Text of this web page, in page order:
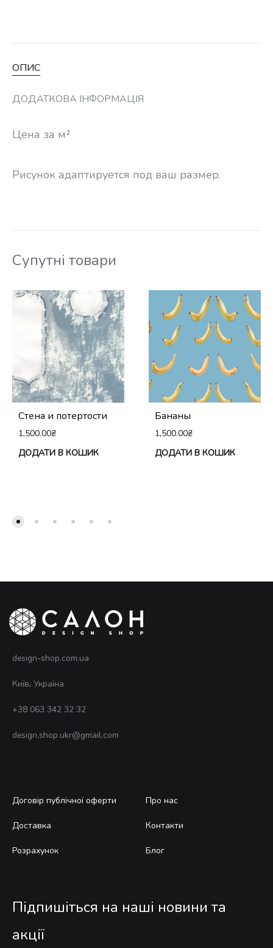
ОПИС
ДОДАТКОВА ІНФОРМАЦІЯ
Цена за м²
Рисунок адаптируется под ваш размер.
Супутні товари
Стена и потертости
1,500.00₴
ДОДАТИ В КОШИК
Бананы
1,500.00₴
ДОДАТИ В КОШИК
design-shop.com.ua
Київ, Україна
+38 063 342 32 32
design.shop.ukr@gmail.com
Договір публічної оферти
Доставка
Розрахунок
Про нас
Контакти
Блог
Підпишіться на наші новини та
акції